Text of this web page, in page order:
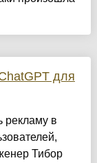
для
рекламу в
Тибор